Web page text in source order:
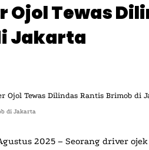
Ojol Tewas
Jakarta
di Jakarta
2025 – Seorang driver